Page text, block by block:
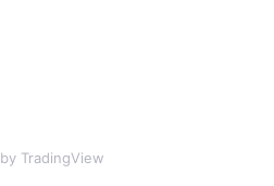
by TradingView